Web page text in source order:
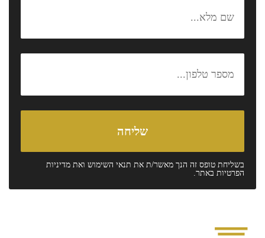
בשליחת טופס זה הנך מאשר/ת את תנאי השימוש ואת מדיניות
הפרטיות באתר.